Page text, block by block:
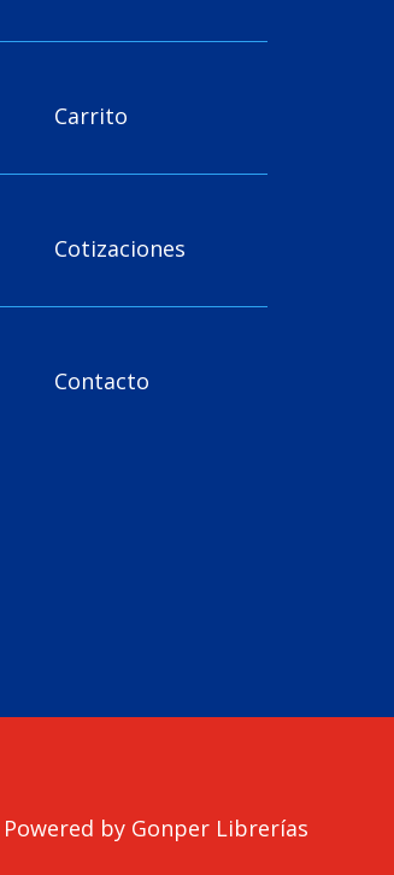
Carrito
Cotizaciones
Contacto
by Gonper Librerías